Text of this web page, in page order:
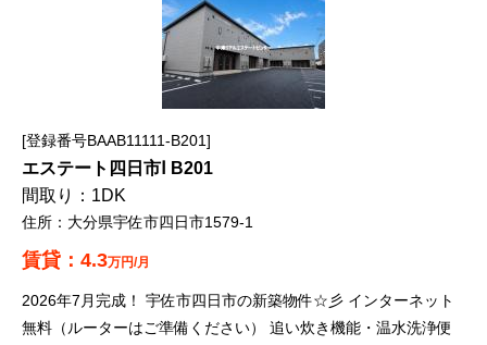
登録番号BAAB11111-B201
エステート四日市Ⅰ B201
1DK
大分県宇佐市四日市1579-1
4.3万円/月
2026年7月完成！ 宇佐市四日市の新築物件☆彡 インターネット
無料（ルーターはご準備ください） 追い炊き機能・温水洗浄便